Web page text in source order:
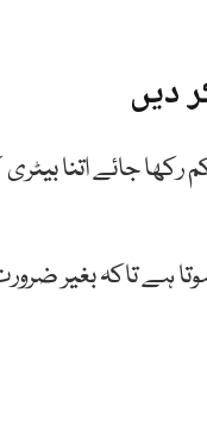
دیں
جائے اتنا
ہے تاکہ بغیر